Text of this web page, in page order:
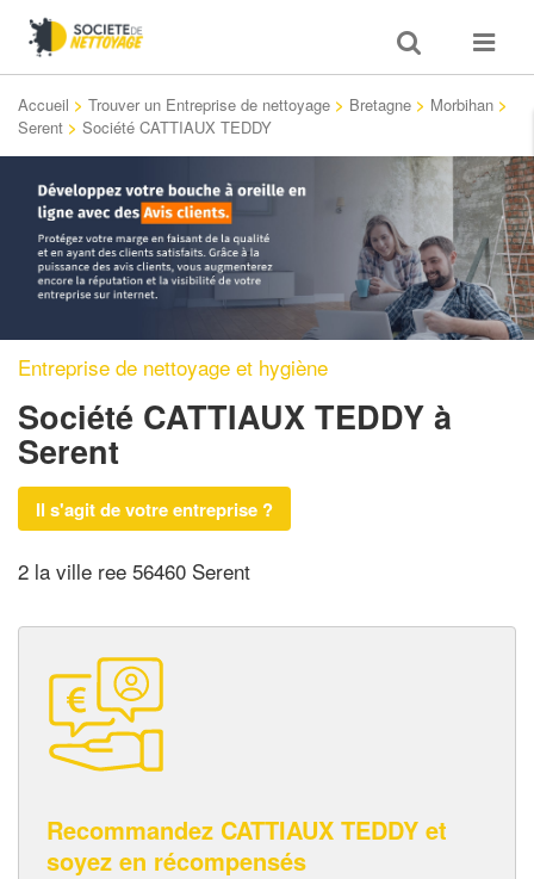
Toggle
search
Toggle
Accueil > Trouver un Entreprise de nettoyage > Bretagne > Morbihan >
Serent > Société CATTIAUX TEDDY
Entreprise de nettoyage et hygiène
Société CATTIAUX TEDDY à
Serent
Il s'agit de votre entreprise ?
2 la ville ree 56460 Serent
Recommandez CATTIAUX TEDDY et
soyez en récompensés